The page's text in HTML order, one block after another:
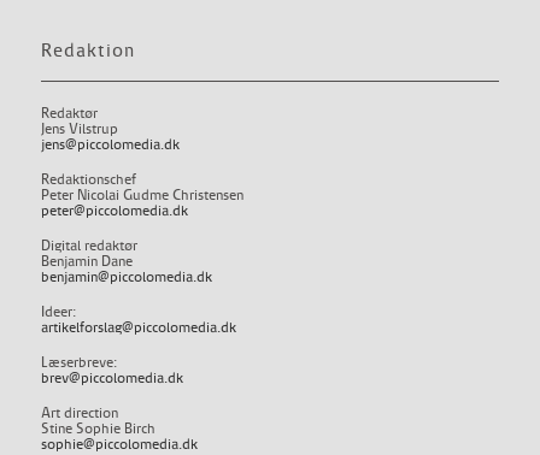
Redaktion
Redaktør
Jens Vilstrup
jens@piccolomedia.dk
Redaktionschef
Peter Nicolai Gudme Christensen
peter@piccolomedia.dk
Digital redaktør
Benjamin Dane
benjamin@piccolomedia.dk
Ideer:
artikelforslag@piccolomedia.dk
Læserbreve:
brev@piccolomedia.dk
Art direction
Stine Sophie Birch
sophie@piccolomedia.dk